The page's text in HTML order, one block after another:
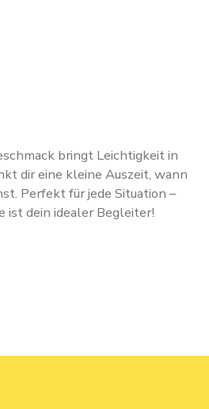
bringt Leichtigkeit in
dir eine kleine Auszeit, wann
Perfekt für jede Situation –
ist dein idealer Begleiter!